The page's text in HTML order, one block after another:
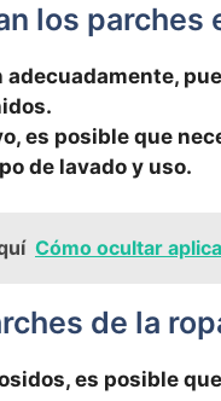
los parches
adecuadamente,
es posible que
de lavado y uso.
Cómo ocultar
de la
es ⁣posible